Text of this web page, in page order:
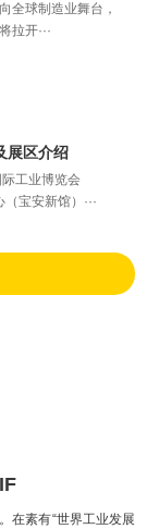
全球制造业舞台，
拉开···
展区介绍
工业博览会
宝安新馆）···
在素有“世界工业发展